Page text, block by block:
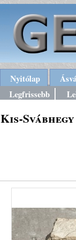
Nyitólap
Legfrissebb
Kis-